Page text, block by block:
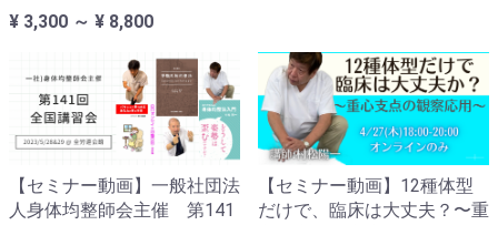
¥ 3,300 ～ ¥ 8,800
【セミナー動画】一般社団法
人身体均整師会主催 第141
【セミナー動画】12種体型
だけで、臨床は大丈夫？〜重